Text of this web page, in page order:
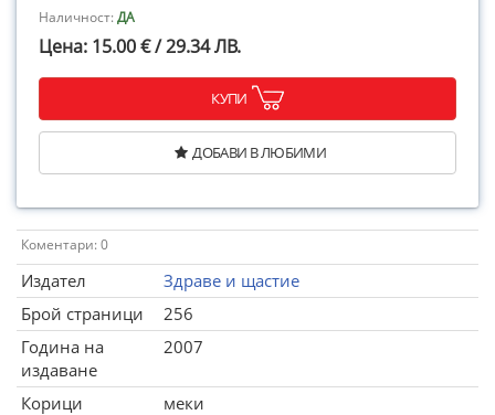
Наличност:ДА
Цена: 15.00 € / 29.34 ЛВ.
КУПИ
ДОБАВИ В ЛЮБИМИ
Коментари: 0
Издател
Здраве и щастие
Брой страници
256
Година на
издаване
2007
Корици
меки